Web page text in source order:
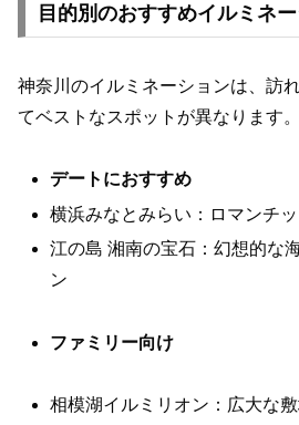
目的別のおすすめイルミネ
神奈川のイルミネーションは、訪
てベストなスポットが異なります。
デートにおすすめ
横浜みなとみらい：ロマンチ
江の島 湘南の宝石：幻想的な
ン
ファミリー向け
相模湖イルミリオン：広大な